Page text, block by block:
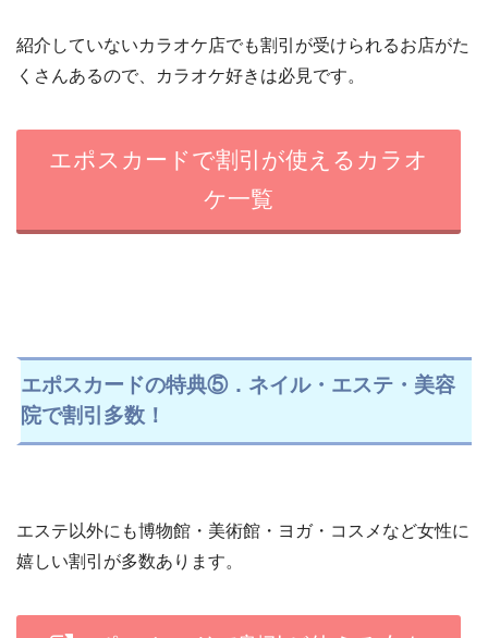
紹介していないカラオケ店でも割引が受けられるお店がた
くさんあるので、カラオケ好きは必見です。
エポスカードで割引が使えるカラオ
ケ一覧
エポスカードの特典⑤．ネイル・エステ・美容
院で割引多数！
エステ以外にも博物館・美術館・ヨガ・コスメなど女性に
嬉しい割引が多数あります。